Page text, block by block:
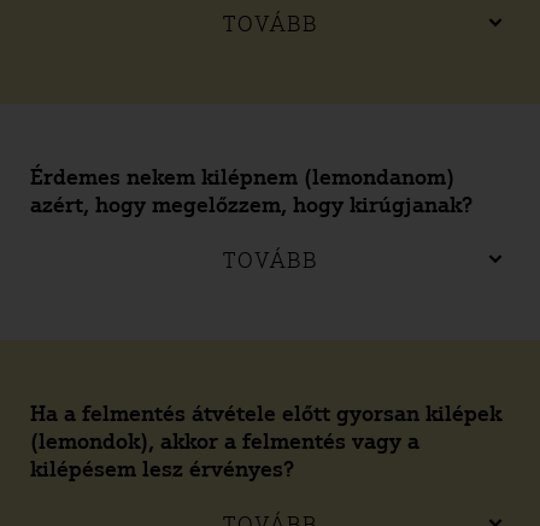
TOVÁBB
Érdemes nekem kilépnem (lemondanom)
azért, hogy megelőzzem, hogy kirúgjanak?
TOVÁBB
Ha a felmentés átvétele előtt gyorsan kilépek
(lemondok), akkor a felmentés vagy a
kilépésem lesz érvényes?